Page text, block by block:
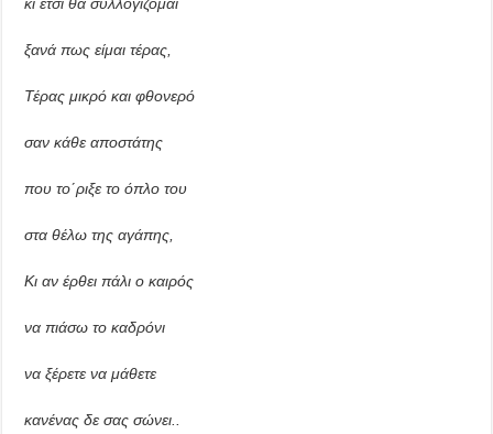
ξανά πως είμαι τέρας,
Τέρας μικρό και φθονερό
σαν κάθε αποστάτης
που το΄ριξε το όπλο του
στα θέλω της αγάπης,
Κι αν έρθει πάλι ο καιρός
να πιάσω το καδρόνι
να ξέρετε να μάθετε
κανένας δε σας σώνει..